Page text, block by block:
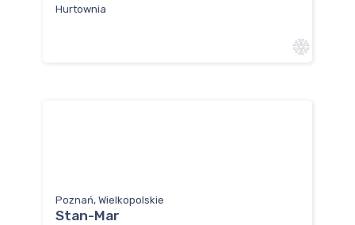
Hurtownia
Poznań, Wielkopolskie
Stan-Mar